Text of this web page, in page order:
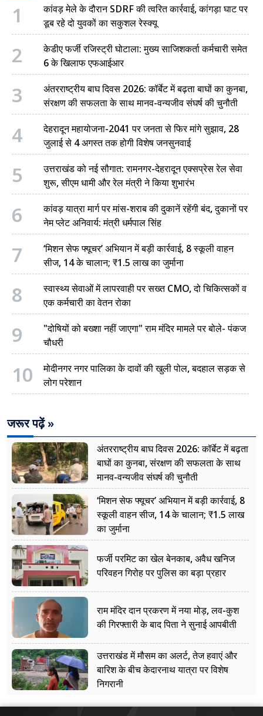
1
कांवड़ मेले के दौरान SDRF की त्वरित कार्रवाई, कांगड़ा घाट पर
डूब रहे दो युवकों का सकुशल रेस्क्यू
2
केडीए फर्जी रजिस्ट्री घोटाला: मुख्य साजिशकर्ता कर्मचारी समेत
6 के खिलाफ एफआईआर
3
अंतरराष्ट्रीय बाघ दिवस 2026: कॉर्बेट में बढ़ता बाघों का कुनबा,
संरक्षण की सफलता के साथ मानव-वन्यजीव संघर्ष की चुनौती
4
देहरादून महायोजना-2041 पर जनता से फिर मांगे सुझाव, 28
जुलाई से 4 अगस्त तक होगी विशेष जनसुनवाई
5
उत्तराखंड को नई सौगात: रामनगर-देहरादून एक्सप्रेस रेल सेवा
शुरू, सीएम धामी और रेल मंत्री ने किया शुभारंभ
6
कांवड़ यात्रा मार्ग पर मांस-शराब की दुकानें रहेंगी बंद, दुकानों पर
नेम प्लेट अनिवार्य: मंत्री धर्मपाल सिंह
7
‘मिशन सेफ फ्यूचर’ अभियान में बड़ी कार्रवाई, 8 स्कूली वाहन
सीज, 14 के चालान; ₹1.5 लाख का जुर्माना
8
स्वास्थ्य सेवाओं में लापरवाही पर सख्त CMO, दो चिकित्सकों व
एक कर्मचारी का वेतन रोका
9
"दोषियों को बख्शा नहीं जाएगा" राम मंदिर मामले पर बोले- पंकज
चौधरी
10
मोदीनगर नगर पालिका के दावों की खुली पोल, बदहाल सड़क से
लोग परेशान
जरूर पढ़ें »
अंतरराष्ट्रीय बाघ दिवस 2026: कॉर्बेट में बढ़ता
बाघों का कुनबा, संरक्षण की सफलता के साथ
मानव-वन्यजीव संघर्ष की चुनौती
‘मिशन सेफ फ्यूचर’ अभियान में बड़ी कार्रवाई, 8
स्कूली वाहन सीज, 14 के चालान; ₹1.5 लाख
का जुर्माना
फर्जी परमिट का खेल बेनकाब, अवैध खनिज
परिवहन गिरोह पर पुलिस का बड़ा प्रहार
राम मंदिर दान प्रकरण में नया मोड़, लव-कुश
की गिरफ्तारी के बाद पिता ने सुनाई आपबीती
उत्तराखंड में मौसम का अलर्ट, तेज हवाएं और
बारिश के बीच केदारनाथ यात्रा पर विशेष
निगरानी